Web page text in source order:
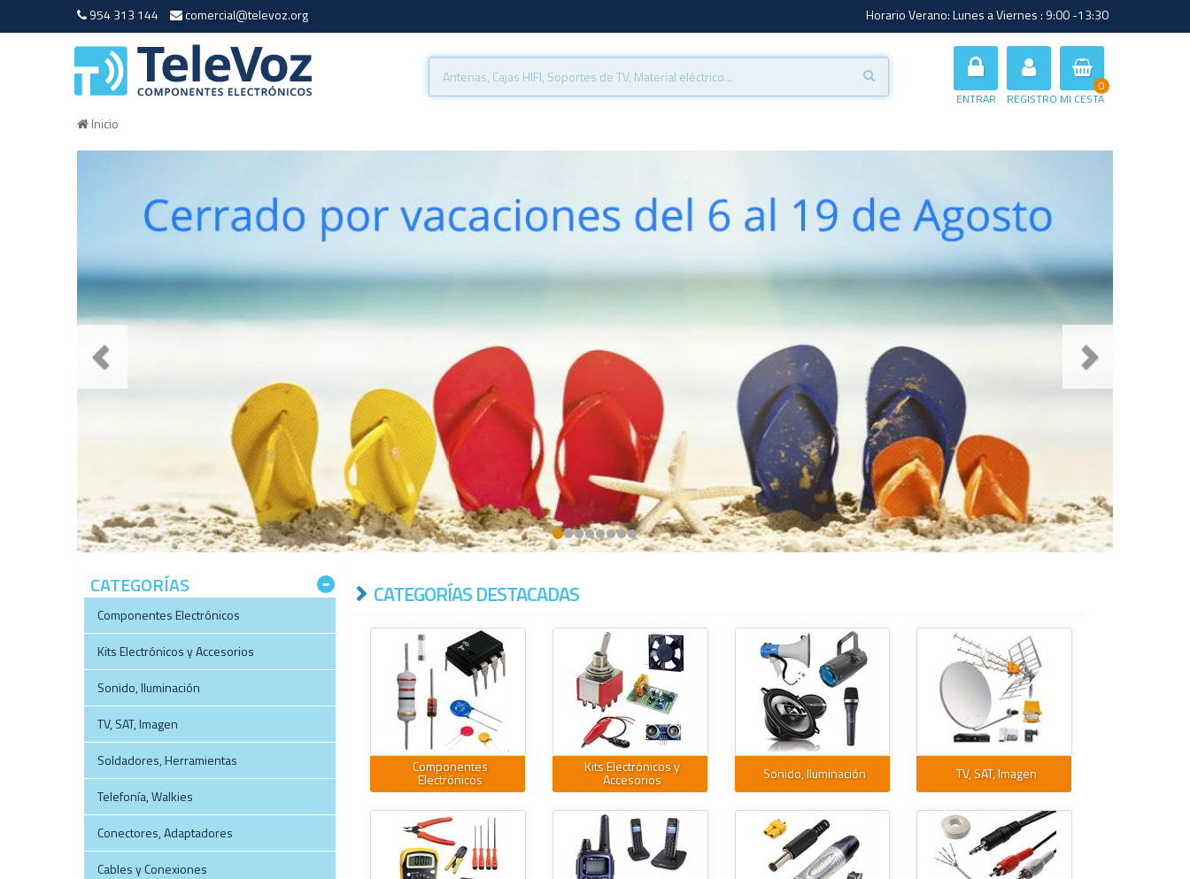
954 313 144 comercial@televoz.org Horario Verano: Lunes a Viernes : 9:00 -13:30
ENTRAR REGISTRO MI CESTA
0
Inicio
CATEGORÍAS
Componentes Electrónicos
Kits Electrónicos y Accesorios
Sonido, Iluminación
TV, SAT, Imagen
Soldadores, Herramientas
Telefonía, Walkies
Conectores, Adaptadores
Cables y Conexiones
CATEGORÍAS DESTACADAS
Componentes
Electrónicos
Kits Electrónicos y
Accesorios Sonido, Iluminación TV, SAT, Imagen